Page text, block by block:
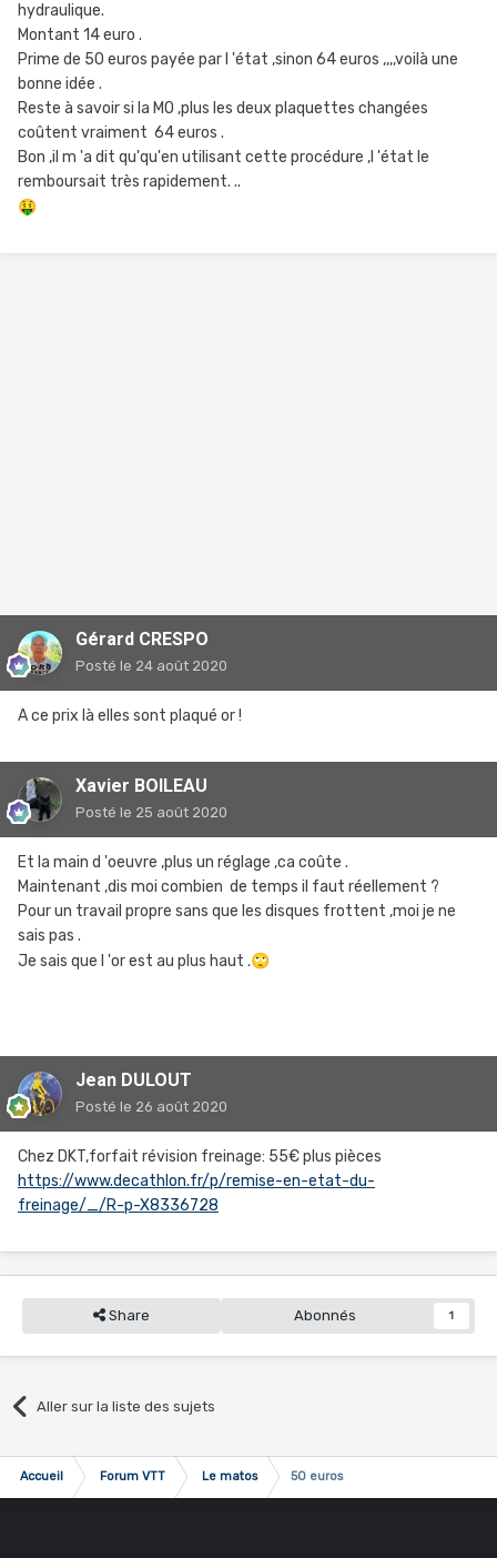
hydraulique.
Montant 14 euro .
Prime de 50 euros payée par l 'état ,sinon 64 euros ,,,,voilà une
bonne idée .
Reste à savoir si la MO ,plus les deux plaquettes changées
coûtent vraiment 64 euros .
Bon ,il m 'a dit qu'qu'en utilisant cette procédure ,l 'état le
remboursait très rapidement. ..
🤑
Gérard CRESPO
Posté le 24 août 2020
A ce prix là elles sont plaqué or !
Xavier BOILEAU
Posté le 25 août 2020
Et la main d 'oeuvre ,plus un réglage ,ca coûte .
Maintenant ,dis moi combien de temps il faut réellement ?
Pour un travail propre sans que les disques frottent ,moi je ne
sais pas .
Je sais que l 'or est au plus haut .🙄
Jean DULOUT
Posté le 26 août 2020
Chez DKT,forfait révision freinage: 55€ plus pièces
https://www.decathlon.fr/p/remise-en-etat-du-
freinage/_/R-p-X8336728
Share Abonnés 1
Aller sur la liste des sujets
Accueil Forum VTT Le matos 50 euros